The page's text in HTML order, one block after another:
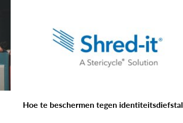
Hoe te beschermen tegen identiteitsdiefstal